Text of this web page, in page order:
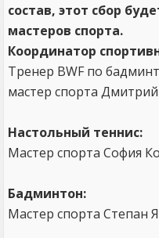
состав, этот сбор
мастеров спорта.
Координатор
Тренер BWF по
мастер спорта
Настольный теннис:
Мастер спорта София
Бадминтон:
Мастер спорта Степан